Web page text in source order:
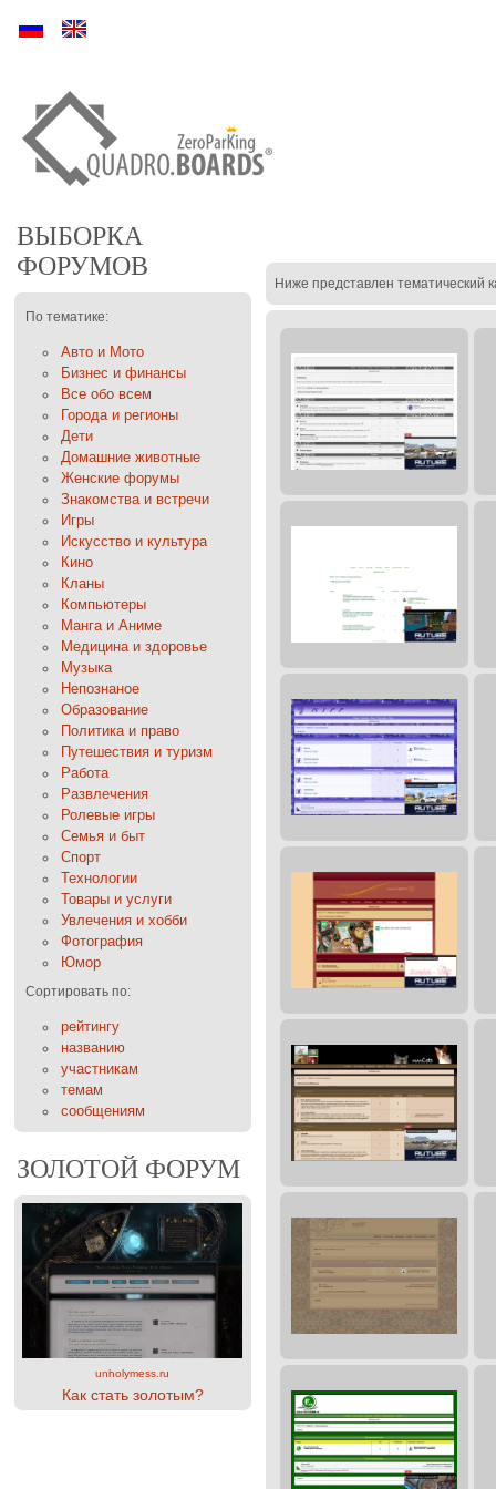
Ру En
ВЫБОРКА
ФОРУМОВ
По тематике:
Авто и Мото
Бизнес и финансы
Все обо всем
Города и регионы
Дети
Домашние животные
Женские форумы
Знакомства и встречи
Игры
Искусство и культура
Кино
Кланы
Компьютеры
Манга и Аниме
Медицина и здоровье
Музыка
Непознаное
Образование
Политика и право
Путешествия и туризм
Работа
Развлечения
Ролевые игры
Семья и быт
Спорт
Технологии
Товары и услуги
Увлечения и хобби
Фотография
Юмор
Сортировать по:
рейтингу
названию
участникам
темам
сообщениям
ЗОЛОТОЙ ФОРУМ
unholymess.ru
Как стать золотым?
Ниже представлен тематический